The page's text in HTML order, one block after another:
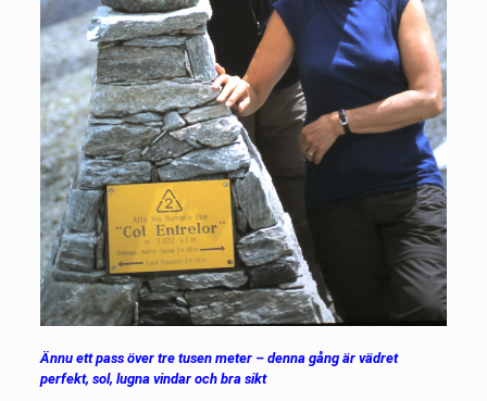
Ännu ett pass över tre tusen meter – denna gång är vädret
perfekt, sol, lugna vindar och bra sikt